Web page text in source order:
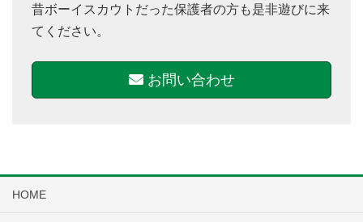
昔ボーイスカウトだった保護者の方も是非遊びに来
てください。
お問い合わせ
HOME